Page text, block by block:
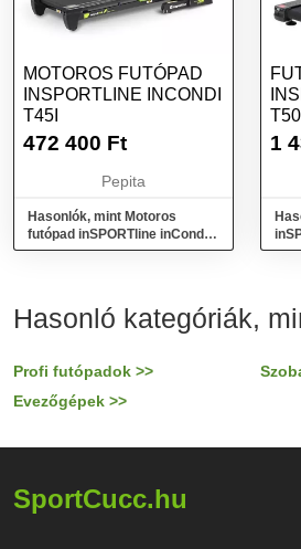
MOTOROS FUTÓPAD
INSPORTLINE INCONDI
T45I
472 400 Ft
Pepita
Hasonlók, mint Motoros
futópad inSPORTline inCondi
T45i
1
Hasonló kategóriák,
Profi futópadok >>
Evezőgépek >>
SportCucc.hu